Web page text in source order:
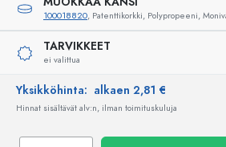
100018820, Patenttikorkki, Polypropeeni,
TARVIKKEET
ei valittua
Yksikköhinta: alkaen 2,81 €
Hinnat sisältävät alv:n, ilman toimituskuluja